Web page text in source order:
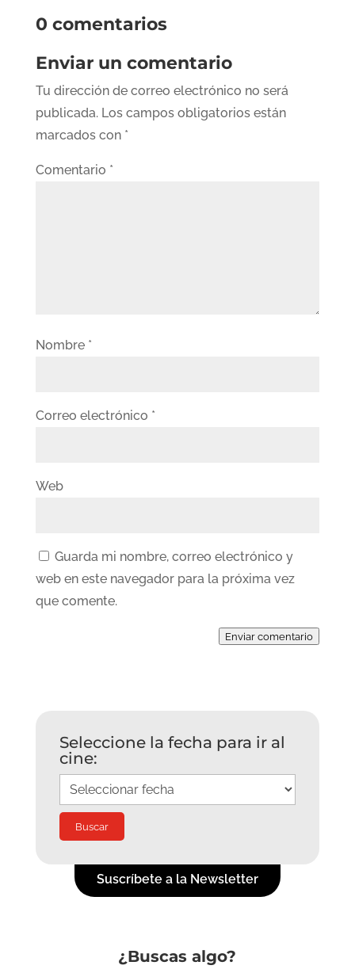
0 comentarios
Enviar un comentario
Tu dirección de correo electrónico no será
publicada. Los campos obligatorios están
marcados con *
Comentario *
Nombre *
Correo electrónico *
Web
Guarda mi nombre, correo electrónico y
web en este navegador para la próxima vez
que comente.
Enviar comentario
Seleccione la fecha para ir al
cine:
Suscríbete a la Newsletter
¿Buscas algo?